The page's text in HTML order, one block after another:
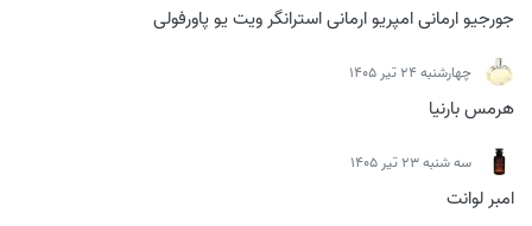
جورجیو ارمانی امپریو ارمانی استرانگر ویت یو پاورفولی
چهارشنبه 24 تیر 1405
هرمس بارنیا
سه شنبه 23 تیر 1405
امبر لوانت